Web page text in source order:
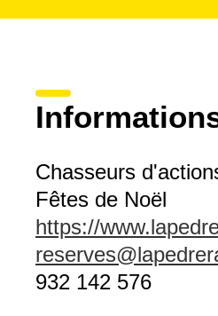
Chasseurs
Fêtes de Noël
https://
932 142 576